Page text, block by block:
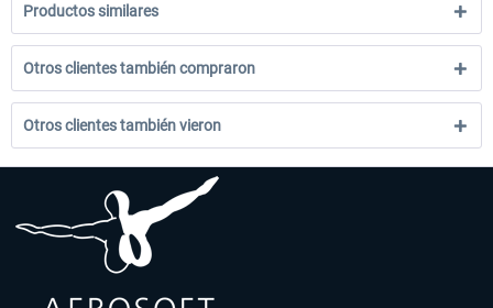
Productos similares
Otros clientes también compraron
Otros clientes también vieron